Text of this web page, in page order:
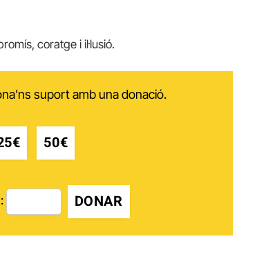
coratge i il·lusió.
suport amb una donació.
50€
DONAR